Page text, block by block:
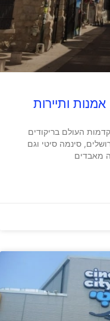
ותיירות
העולם בריקודים
סינמה סיטי וגם
מאבדים